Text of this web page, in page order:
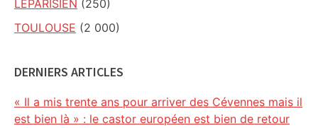
LEPARISIEN (250)
TOULOUSE (2 000)
DERNIERS ARTICLES
« Il a mis trente ans pour arriver des Cévennes mais il
est bien là » : le castor européen est bien de retour